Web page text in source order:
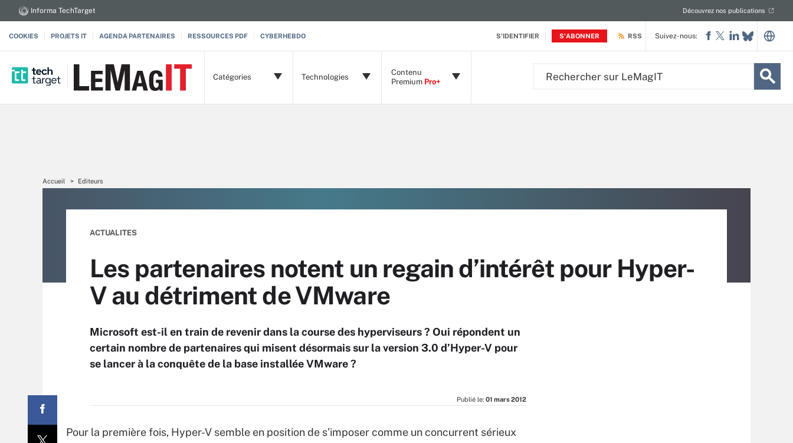
S'IDENTIFIER S'ABONNER
Informa TechTarget Découvrez nos publications
COOKIES PROJETS IT AGENDA PARTENAIRES RESSOURCES PDF CYBERHEBDO RSS
Catégories Technologies
Contenu
Premium Pro+
Suivez-nous:
Accueil Editeurs
ACTUALITES
Les partenaires notent un regain d’intérêt pour Hyper-
V au détriment de VMware
Microsoft est-il en train de revenir dans la course des hyperviseurs ? Oui répondent un
certain nombre de partenaires qui misent désormais sur la version 3.0 d’Hyper-V pour
se lancer à la conquête de la base installée VMware ?
Publié le: 01 mars 2012
Pour la première fois, Hyper-V semble en position de s’imposer comme un concurrent sérieux